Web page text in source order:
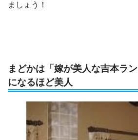
ましょう！
まどかは「嫁が美人な吉本ラ
になるほど美人